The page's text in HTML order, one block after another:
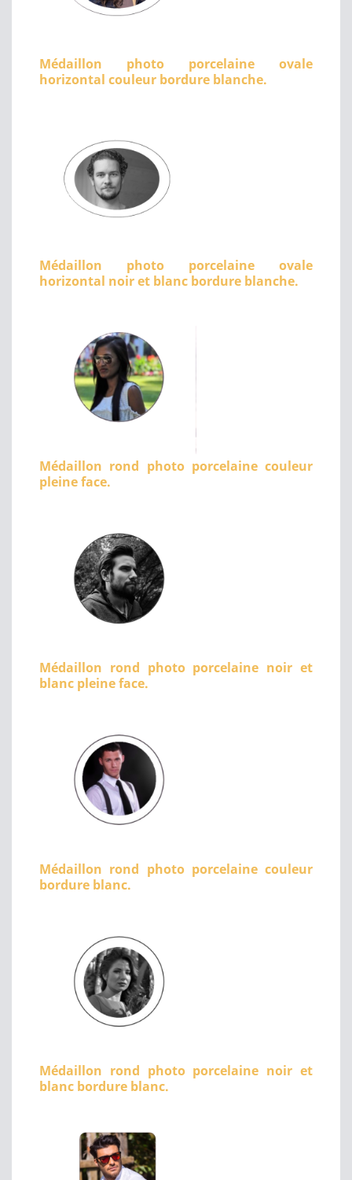
Médaillon photo porcelaine ovale
horizontal couleur bordure blanche.
Médaillon photo porcelaine ovale
horizontal noir et blanc bordure blanche.
Médaillon rond photo porcelaine couleur
pleine face.
Médaillon rond photo porcelaine noir et
blanc pleine face.
Médaillon rond photo porcelaine couleur
bordure blanc.
Médaillon rond photo porcelaine noir et
blanc bordure blanc.